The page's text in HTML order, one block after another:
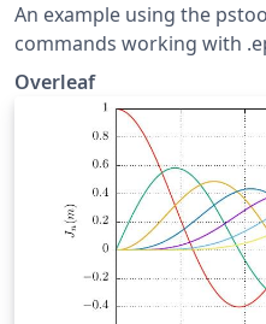
An example using the
commands working with
Overleaf